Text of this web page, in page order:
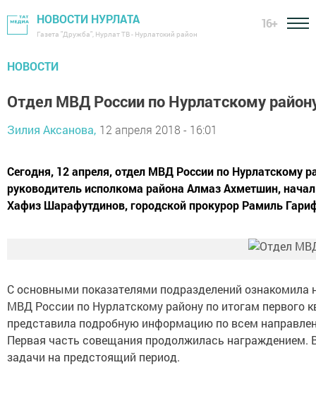
НОВОСТИ НУРЛАТА
Газета "Дружба", Нурлат ТВ - Нурлатский район
16+
НОВОСТИ
Отдел МВД России по Нурлатскому
Зилия Аксанова, 12 апреля 2018 - 16:01
Сегодня, 12 апреля, отдел МВД России по Нурлатскому
руководитель исполкома района Алмаз Ахметшин,
Хафиз Шарафутдинов, городской прокурор Рамиль
С основными показателями подразделений
МВД России по Нурлатскому району по итогам первого
представила подробную информацию по всем
Первая часть совещания продолжилась награждением.
задачи на предстоящий период.